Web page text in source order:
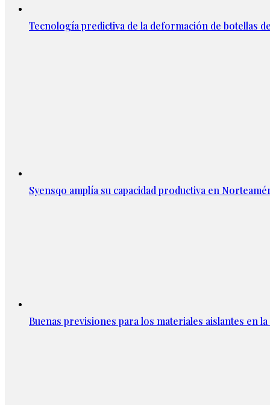
Tecnología predictiva de la deformación de botellas
Syensqo amplía su capacidad productiva en
Buenas previsiones para los materiales aislantes en